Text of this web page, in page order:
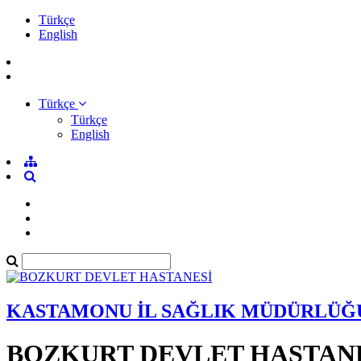
Türkçe
English
Türkçe
Türkçe
English
KASTAMONU İL SAĞLIK
BOZKURT DEVLET